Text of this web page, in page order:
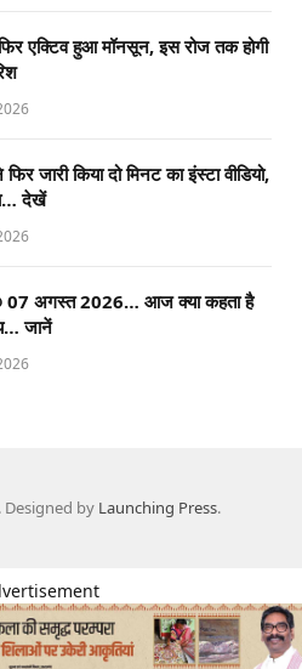
एक्टिव हुआ मॉनसून, इस रोज तक होगी
जारी किया दो मिनट का इंस्टा वीडियो,
देखें
07 अगस्त 2026… आज क्या कहता है
जानें
Designed by Launching Press.